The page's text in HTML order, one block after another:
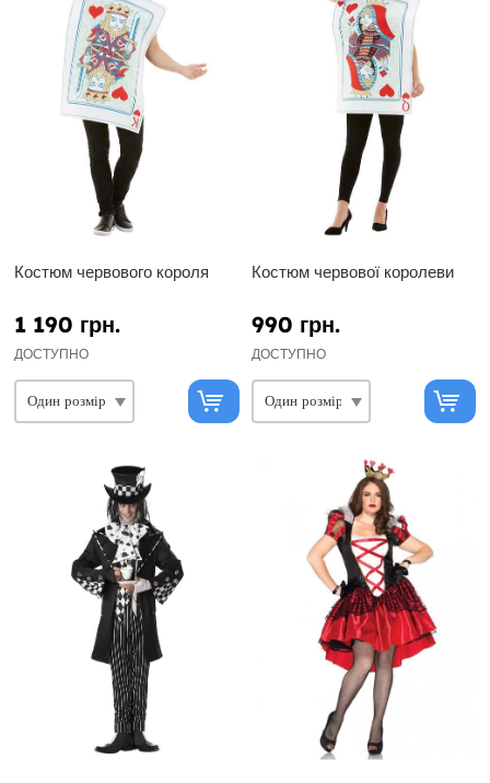
Костюм червового короля
1 190 грн.
ДОСТУПНО
Костюм червової королеви
990 грн.
ДОСТУПНО